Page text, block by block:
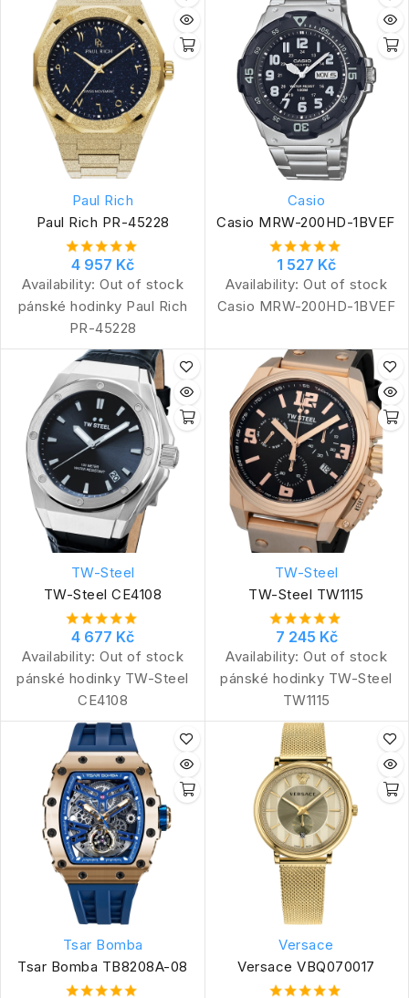
Paul Rich
Paul Rich PR-45228
4 957 Kč
Availability: Out of stock
pánské hodinky Paul Rich
PR-45228
Casio
Casio MRW-200HD-1BVEF
1 527 Kč
Availability: Out of stock
Casio MRW-200HD-1BVEF
TW-Steel
TW-Steel CE4108
4 677 Kč
Availability: Out of stock
pánské hodinky TW-Steel
CE4108
TW-Steel
TW-Steel TW1115
7 245 Kč
Availability: Out of stock
pánské hodinky TW-Steel
TW1115
Tsar Bomba
Tsar Bomba TB8208A-08
Versace
Versace VBQ070017